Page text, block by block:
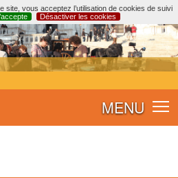
site, vous acceptez l’utilisation de cookies de suivi
Désactiver les cookies
MENU